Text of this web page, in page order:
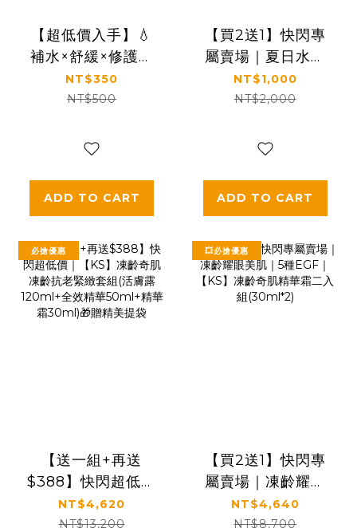
【超低價入手】💧
補水×舒緩×修護｜
【KS】蘆薈保濕舒
緩凝膠150ml
NT$350
NT$500
ADD TO CART
【買2送1】快閃專
屬賣場｜夏日水潤
發光｜補水×舒緩×
修護｜【KS】蘆薈
150ml
NT$1,000
NT$2,000
ADD TO CART
必搶優惠
【送一組+再送
$388】快閃超低價
｜【KS】凍齡奇肌
NT$4,620
NT$13,200
💥必搶優惠
【買2送1】快閃專
屬賣場｜凍齡耀眼
美肌｜5種EGF｜
NT$4,640
NT$8,700